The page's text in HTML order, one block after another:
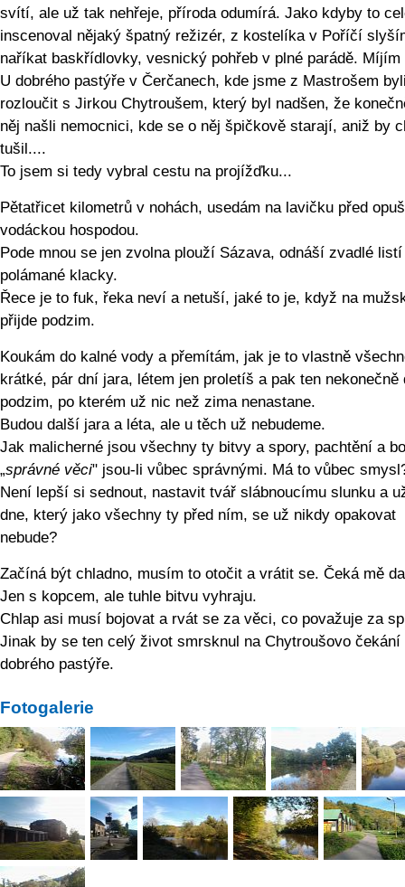
svítí, ale už tak nehřeje, příroda odumírá. Jako kdyby to
inscenoval nějaký špatný režizér, z kostelíka v Poříčí
naříkat baskřídlovky, vesnický pohřeb v plné parádě. Míjím
U dobrého pastýře v Čerčanech, kde jsme z Mastrošem
rozloučit s Jirkou Chytroušem, který byl nadšen, že
něj našli nemocnici, kde se o něj špičkově starají, aniž by
tušil....
To jsem si tedy vybral cestu na projížďku...
Pětatřicet kilometrů v nohách, usedám na lavičku před
vodáckou hospodou.
Pode mnou se jen zvolna plouží Sázava, odnáší zvadlé listí
polámané klacky.
Řece je to fuk, řeka neví a netuší, jaké to je, když na
přijde podzim.
Koukám do kalné vody a přemítám, jak je to vlastně
krátké, pár dní jara, létem jen proletíš a pak ten nekonečně
podzim, po kterém už nic než zima nenastane.
Budou další jara a léta, ale u těch už nebudeme.
Jak malicherné jsou všechny ty bitvy a spory, pachtění a
„správné věci" jsou-li vůbec správnými. Má to vůbec
Není lepší si sednout, nastavit tvář slábnoucímu slunku a
dne, který jako všechny ty před ním, se už nikdy opakovat
nebude?
Začíná být chladno, musím to otočit a vrátit se. Čeká mě
Jen s kopcem, ale tuhle bitvu vyhraju.
Chlap asi musí bojovat a rvát se za věci, co považuje za
Jinak by se ten celý život smrsknul na Chytroušovo čekání
dobrého pastýře.
Fotogalerie